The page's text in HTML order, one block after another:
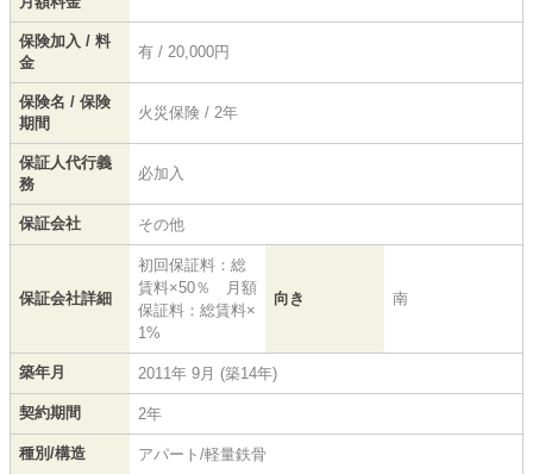
保険加入 / 料
金
有 / 20,000円
保険名 / 保険
期間
火災保険 / 2年
保証人代行義
務
必加入
保証会社 その他
保証会社詳細
初回保証料：総
賃料×50％ 月額
保証料：総賃料×
1%
向き 南
築年月 2011年 9月 (築14年)
契約期間 2年
種別/構造 アパート/軽量鉄骨